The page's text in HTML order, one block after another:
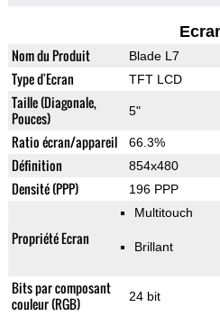
Nom du Produit Blade L7
Type d'Ecran TFT LCD
Taille (Diagonale,
Pouces)
5"
Ratio écran/appareil 66.3%
Définition 854x480
Densité (PPP) 196 PPP
Propriété Ecran
Multitouch
Brillant
Bits par composant
couleur (RGB)
24 bit